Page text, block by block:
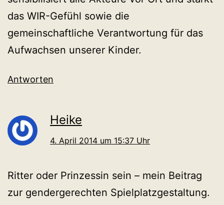
das WIR-Gefühl sowie die
gemeinschaftliche Verantwortung für das
Aufwachsen unserer Kinder.
Antworten
Heike
4. April 2014 um 15:37 Uhr
Ritter oder Prinzessin sein – mein Beitrag
zur gendergerechten Spielplatzgestaltung.